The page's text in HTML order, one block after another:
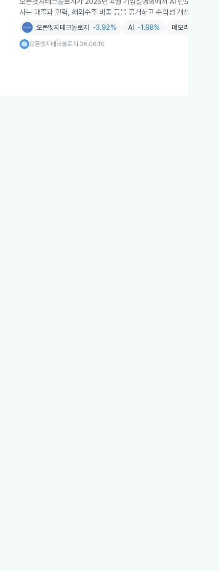
사는 매출과 인력, 해외수주 비중 등을 공개하고 수익성 개선 방안을
오픈엣지테크놀로지 -3.92% AI -1.98% 메모리반도체
오픈엣지테크놀로지 26.06.10